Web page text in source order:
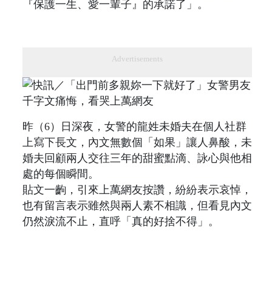
『保護一生、愛一輩子』的承諾了」。
Advertisements
昨（6）日深夜，女警的龍姓未婚夫在個人社群
上寫下長文，內文無數個「如果」讓人鼻酸，未
婚夫回顧兩人交往三年的甜蜜點滴、詠心與他相
處的每個瞬間。
貼文一齣，引來上萬網友按讚，紛紛表示哀悼，
也有留言表示雖然與兩人素不相識，但看見內文
仍然淚流不止，直呼「真的好捨不得」。